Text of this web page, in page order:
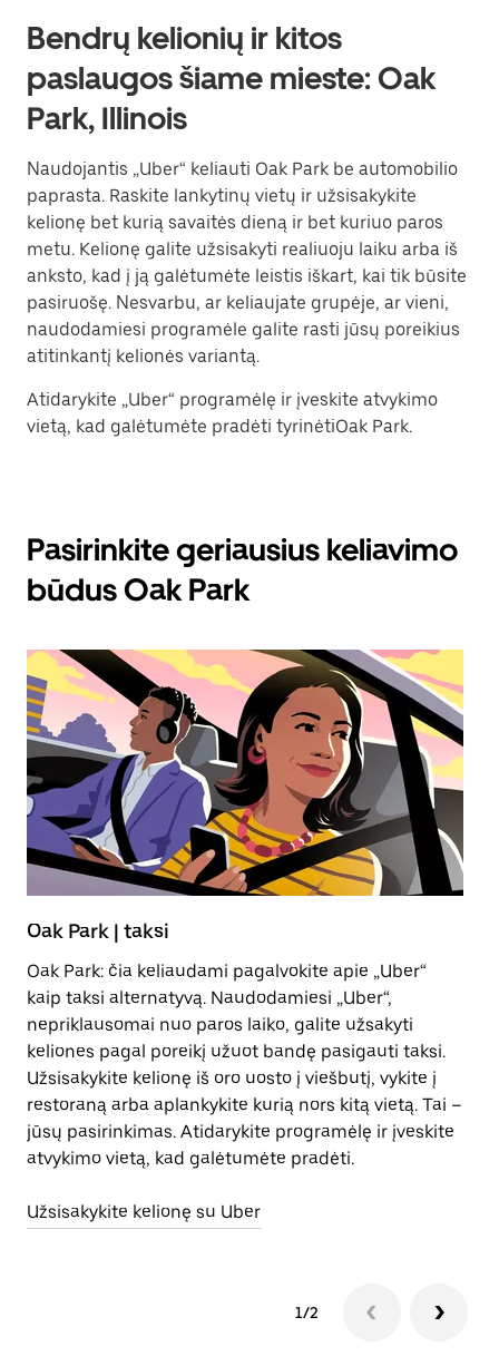
Bendrų kelionių ir kitos
paslaugos šiame mieste: Oak
Park, Illinois
Naudojantis „Uber“ keliauti Oak Park be automobilio
paprasta. Raskite lankytinų vietų ir užsisakykite
kelionę bet kurią savaitės dieną ir bet kuriuo paros
metu. Kelionę galite užsisakyti realiuoju laiku arba iš
anksto, kad į ją galėtumėte leistis iškart, kai tik būsite
pasiruošę. Nesvarbu, ar keliaujate grupėje, ar vieni,
naudodamiesi programėle galite rasti jūsų poreikius
atitinkantį kelionės variantą.
Atidarykite „Uber“ programėlę ir įveskite atvykimo
vietą, kad galėtumėte pradėti tyrinėtiOak Park.
Pasirinkite geriausius keliavimo
būdus Oak Park
Oak Park | taksi
Oak Park: čia keliaudami pagalvokite apie „Uber“
kaip taksi alternatyvą. Naudodamiesi „Uber“,
nepriklausomai nuo paros laiko, galite užsakyti
keliones pagal poreikį užuot bandę pasigauti taksi.
Užsisakykite kelionę iš oro uosto į viešbutį, vykite į
restoraną arba aplankykite kurią nors kitą vietą. Tai –
jūsų pasirinkimas. Atidarykite programėlę ir įveskite
atvykimo vietą, kad galėtumėte pradėti.
Užsisakykite kelionę su Uber
1/2